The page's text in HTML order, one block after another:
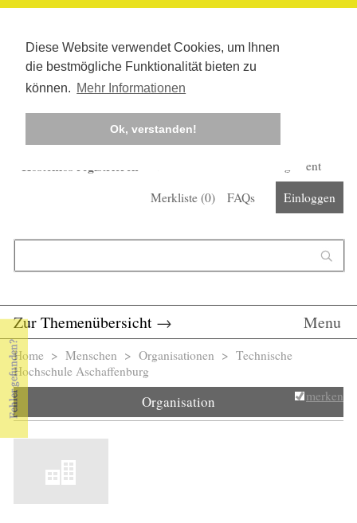
Diese Website verwendet Cookies, um Ihnen
die bestmögliche Funktionalität bieten zu
können. Mehr Informationen
Ok, verstanden!
Kostenlos registrieren
Corona-Management
Merkliste (0) FAQs Einloggen
Zur Themenübersicht → Menu
Sie sind hier
Home > Menschen > Organisationen > Technische
Hochschule Aschaffenburg
Organisation merken